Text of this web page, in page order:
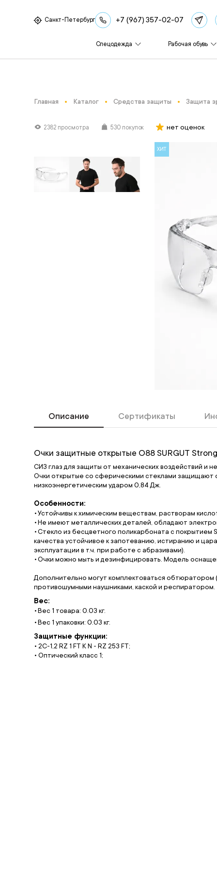
Санкт-Петербург +7 (967) 357-02-07
Спецодежда Рабочая обувь
Главная Каталог Средства защиты Защита
2382 просмотра 530 покупок нет оценок
ХИТ
Описание Сертификаты
Очки защитные открытые О88 SURGUT
СИЗ глаз для защиты от механических воздействий и
Очки открытые со сферическими стеклами защищают
низкоэнергетическим ударом 0,84 Дж.
Особенности:
Устойчивы к химическим веществам, растворам
Не имеют металлических деталей, обладают
Стекло из бесцветного поликарбоната с покрытием
качества устойчивое к запотеванию, истиранию и
эксплуатации в т.ч. при работе с абразивами).
Очки можно мыть и дезинфицировать. Модель
Дополнительно могут комплектоваться
противошумными наушниками, каской и респиратором.
Вес:
Вес 1 товара: 0.03 кг.
Вес 1 упаковки: 0.03 кг.
Защитные функции:
• 2C-1,2 RZ 1 FT K N - RZ 253 FT;
• Оптический класс 1;